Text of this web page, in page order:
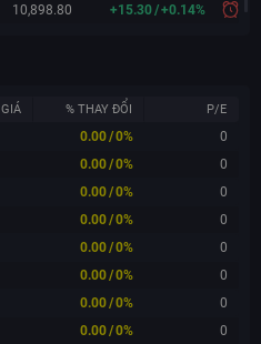
10,898.80 +15.30/+0.14%
GIÁ % THAY ĐỔI P/E
0.00/0%
0
0.00/0%
0
0.00/0%
0
0.00/0%
0
0.00/0%
0
0.00/0%
0
0.00/0%
0
0.00/0% 0